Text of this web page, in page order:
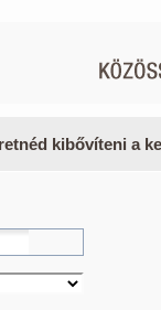
kibővíteni a